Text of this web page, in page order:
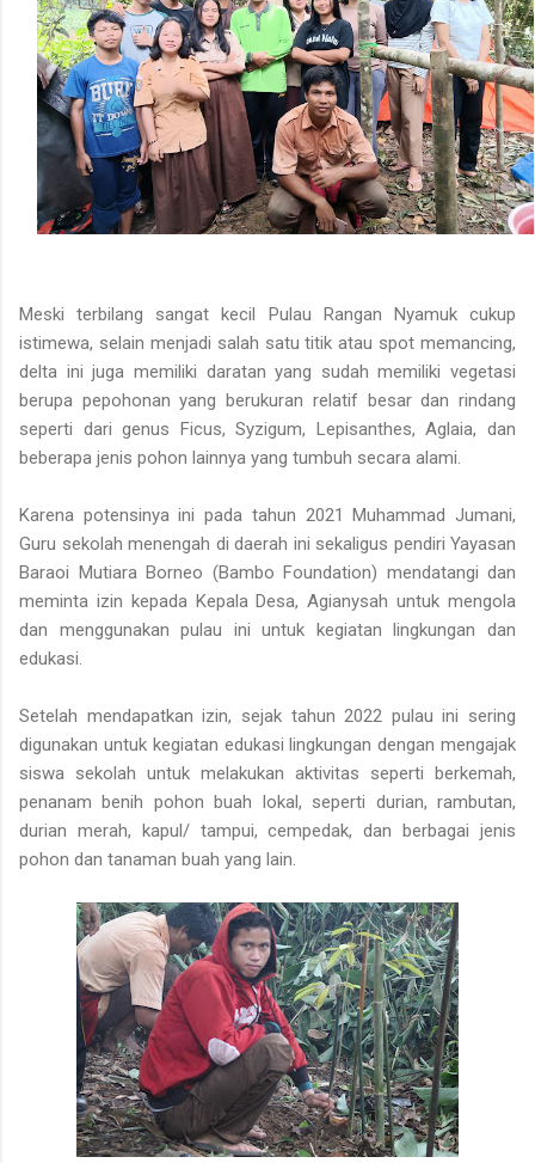
Meski terbilang sangat kecil Pulau Rangan Nyamuk cukup
istimewa, selain menjadi salah satu titik atau spot memancing,
delta ini juga memiliki daratan yang sudah memiliki vegetasi
berupa pepohonan yang berukuran relatif besar dan rindang
seperti dari genus Ficus, Syzigum, Lepisanthes, Aglaia, dan
beberapa jenis pohon lainnya yang tumbuh secara alami.
Karena potensinya ini pada tahun 2021 Muhammad Jumani,
Guru sekolah menengah di daerah ini sekaligus pendiri Yayasan
Baraoi Mutiara Borneo (Bambo Foundation) mendatangi dan
meminta izin kepada Kepala Desa, Agianysah untuk mengola
dan menggunakan pulau ini untuk kegiatan lingkungan dan
edukasi.
Setelah mendapatkan izin, sejak tahun 2022 pulau ini sering
digunakan untuk kegiatan edukasi lingkungan dengan mengajak
siswa sekolah untuk melakukan aktivitas seperti berkemah,
penanam benih pohon buah lokal, seperti durian, rambutan,
durian merah, kapul/ tampui, cempedak, dan berbagai jenis
pohon dan tanaman buah yang lain.